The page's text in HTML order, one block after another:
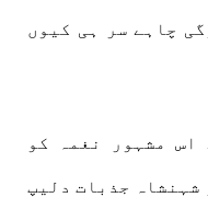
چاہے سر ہی کیوں
اس مشہور نغمہ کو
شہنشاہ جذبات دلیپ